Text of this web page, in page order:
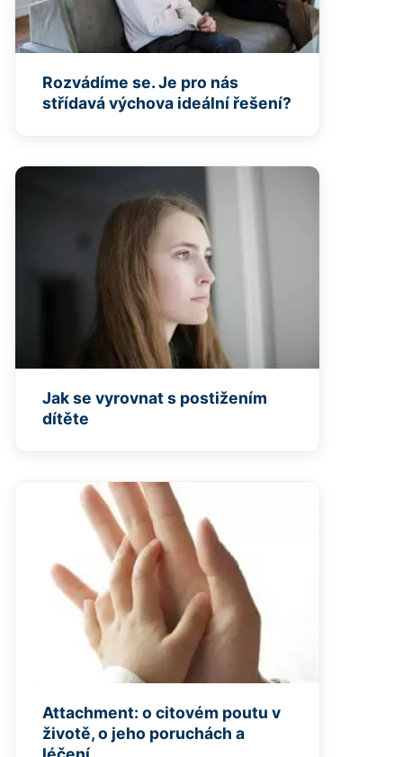
Rozvádíme se. Je pro nás
střídavá výchova ideální řešení?
Jak se vyrovnat s postižením
dítěte
Attachment: o citovém poutu v
životě, o jeho poruchách a